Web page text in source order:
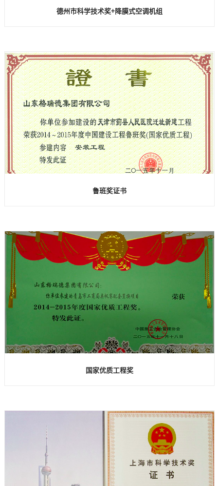
德州市科学技术奖+降膜式空调机组
鲁班奖证书
国家优质工程奖